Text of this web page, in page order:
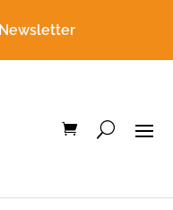
Newsletter